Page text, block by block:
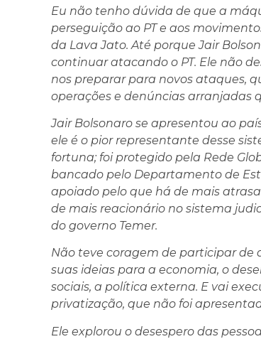
Eu não tenho dúvida de que a
perseguição ao PT e aos
da Lava Jato. Até porque Jair
continuar atacando o PT. Ele não
nos preparar para novos ataques,
operações e denúncias arranjadas
Jair Bolsonaro se apresentou ao
ele é o pior representante desse
fortuna; foi protegido pela Rede
bancado pelo Departamento de
apoiado pelo que há de mais
de mais reacionário no sistema
do governo Temer.
Não teve coragem de participar de
suas ideias para a economia, o
sociais, a política externa. E vai
privatização, que não foi
Ele explorou o desespero das